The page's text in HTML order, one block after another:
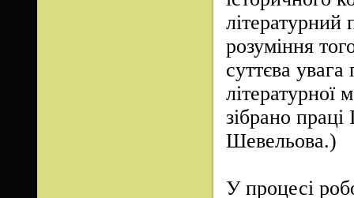
літературний
розуміння
суттєва увага
літературної
зібрано праці
Шевельова.)
У процесі